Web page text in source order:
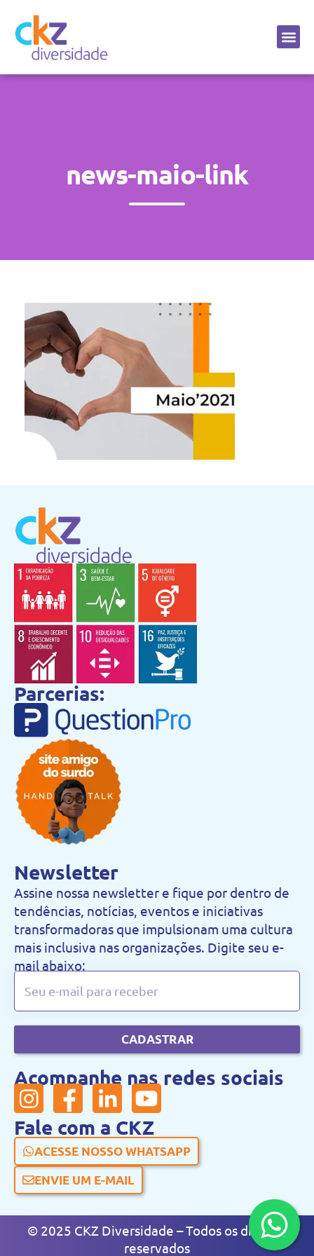
news-maio-link
Parcerias:
Newsletter
Assine nossa newsletter e fique por dentro de
tendências, notícias, eventos e iniciativas
transformadoras que impulsionam uma cultura
mais inclusiva nas organizações. Digite seu e-
mail abaixo:
CADASTRAR
Acompanhe nas redes sociais
Fale com a CKZ
ACESSE NOSSO WHATSAPP
ENVIE UM E-MAIL
© 2025 CKZ Diversidade – Todos os direitos
reservados